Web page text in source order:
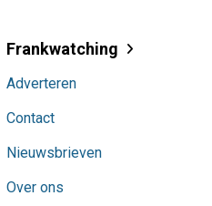
Frankwatching
Adverteren
Contact
Nieuwsbrieven
Over ons